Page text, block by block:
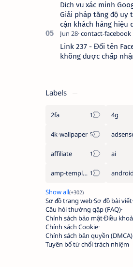
Dịch vụ xác minh
Giải pháp tăng độ uy
cận khách hàng hiệu
Link 237 - Đổi tên
không được chấp
Labels
2fa 4g
4k-wallpaper
affiliate ai
amp-template android
Sơ đồ trang webSơ đồ bài viết
Câu hỏi thường gặp (FAQ)
Chính sách bảo mậtĐiều
Chính sách Cookie
Chính sách bản quyền (DMCA)
Tuyên bố từ chối trách nhiệm